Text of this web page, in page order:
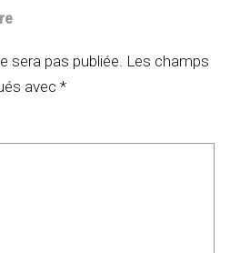
sera pas publiée. Les champs
avec *